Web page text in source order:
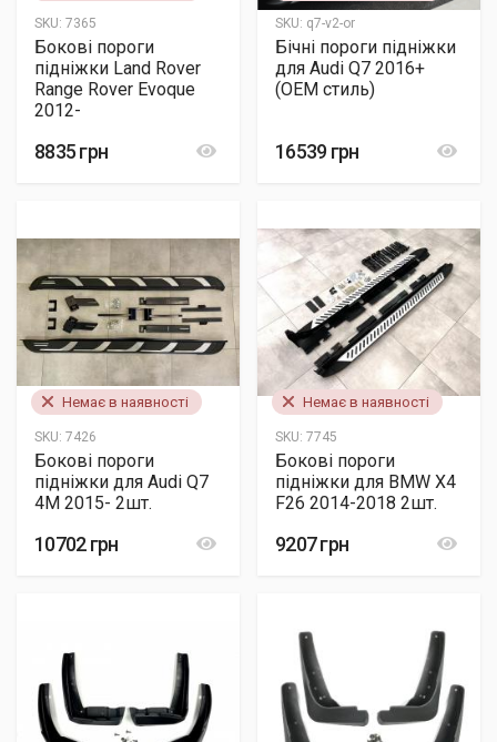
SKU: 7365
Бокові пороги
підніжки Land Rover
Range Rover Evoque
2012-
8835 грн
SKU: q7-v2-or
Бічні пороги підніжки
для Audi Q7 2016+
(OEM стиль)
16539 грн
Немає в наявності
SKU: 7426
Бокові пороги
підніжки для Audi Q7
4M 2015- 2шт.
10702 грн
Немає в наявності
SKU: 7745
Бокові пороги
підніжки для BMW X4
F26 2014-2018 2шт.
9207 грн